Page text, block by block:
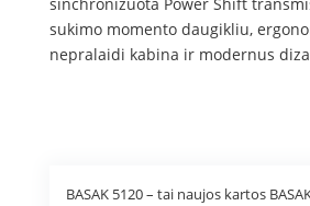
sinchronizuota Power Shift
sukimo momento daugikliu,
nepralaidi kabina ir modernus
BASAK 5120 – tai naujos kartos